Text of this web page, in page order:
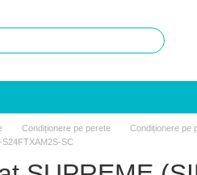
Condiționere pe perete
Condiționere pe
SC